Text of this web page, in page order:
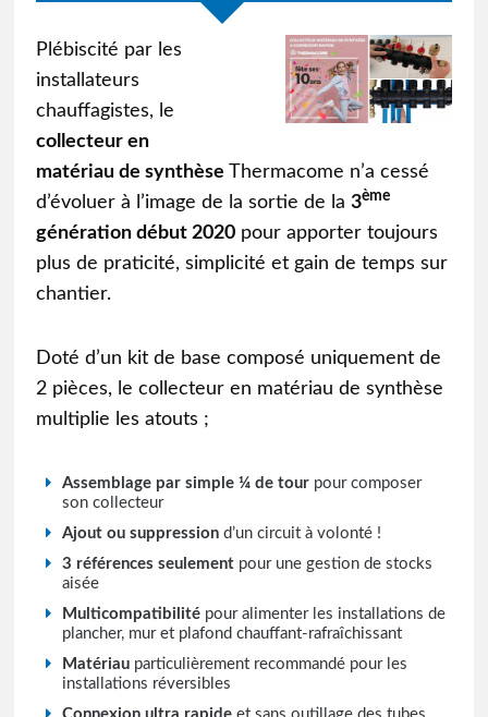
Plébiscité par les
installateurs
chauffagistes, le
collecteur en
matériau de synthèse Thermacome n’a cessé
d’évoluer à l’image de la sortie de la3ème
génération début 2020 pour apporter toujours
plus de praticité, simplicité et gain de temps sur
chantier.
Doté d’un kit de base composé uniquement de
2 pièces, lecollecteur en matériau de synthèse
multiplie les atouts ;
Assemblage par simple ¼ de tour pour composer
son collecteur
Ajout ou suppression d’un circuit à volonté !
3 références seulement pour une gestion de stocks
aisée
Multicompatibilité pour alimenter les installations de
plancher, mur et plafond chauffant-rafraîchissant
Matériau particulièrement recommandé pour les
installations réversibles